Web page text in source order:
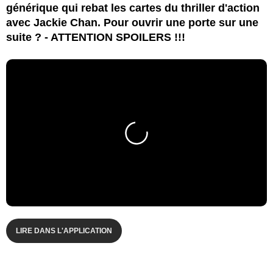
générique qui rebat les cartes du thriller d'action
avec Jackie Chan. Pour ouvrir une porte sur une
suite ? - ATTENTION SPOILERS !!!
LIRE DANS L'APPLICATION